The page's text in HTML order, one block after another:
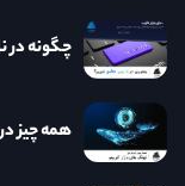
چگونه در
همه چیز